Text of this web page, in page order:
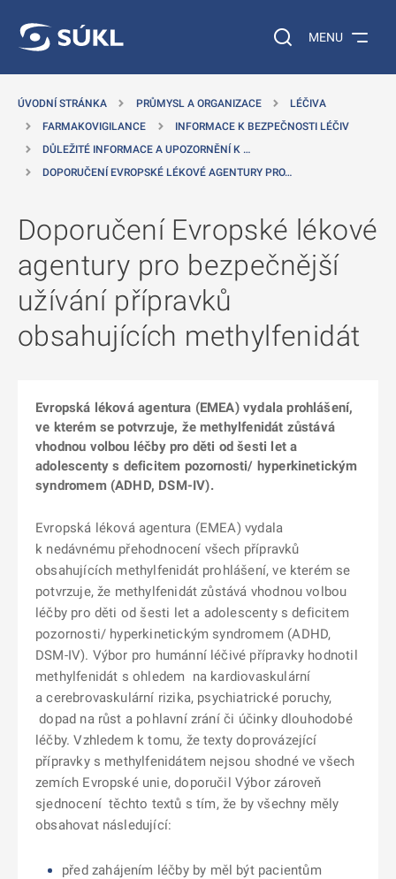
Vyhledávání na
MENU
ÚVODNÍ STRÁNKA PRŮMYSL A ORGANIZACE
LÉČIVA
FARMAKOVIGILANCE
INFORMACE K BEZPEČNOSTI LÉČIV
DŮLEŽITÉ INFORMACE A UPOZORNĚNÍ K …
DOPORUČENÍ EVROPSKÉ LÉKOVÉ AGENTURY PRO…
Doporučení Evropské lékové
agentury pro bezpečnější
užívání přípravků
obsahujících methylfenidát
Evropská léková agentura (EMEA) vydala prohlášení,
ve kterém se potvrzuje, že methylfenidát zůstává
vhodnou volbou léčby pro děti od šesti let a
adolescenty s deficitem pozornosti/ hyperkinetickým
syndromem (ADHD, DSM-IV).
Evropská léková agentura (EMEA) vydala
k nedávnému přehodnocení všech přípravků
obsahujících methylfenidát prohlášení, ve kterém se
potvrzuje, že methylfenidát zůstává vhodnou volbou
léčby pro děti od šesti let a adolescenty s deficitem
pozornosti/ hyperkinetickým syndromem (ADHD,
DSM-IV). Výbor pro humánní léčivé přípravky hodnotil
methylfenidát s ohledem
na kardiovaskulární
a cerebrovaskulární rizika, psychiatrické poruchy,
dopad na růst a pohlavní zrání či účinky dlouhodobé
léčby. Vzhledem k tomu, že texty doprovázející
přípravky s methylfenidátem nejsou shodné ve všech
zemích Evropské unie, doporučil Výbor zároveň
sjednocení těchto textů s tím, že by všechny měly
obsahovat následující:
před zahájením léčby by měl být pacientům